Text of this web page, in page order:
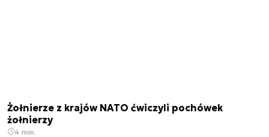
Żołnierze z krajów NATO ćwiczyli pochówek
żołnierzy
4 min.